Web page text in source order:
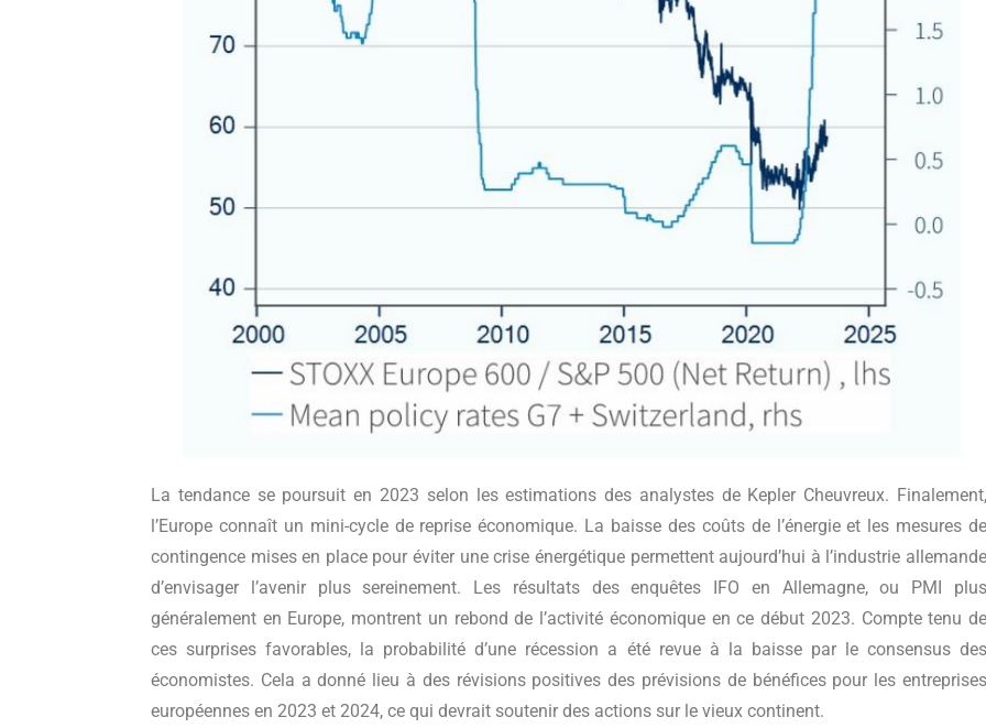
La tendance se poursuit en 2023 selon les estimations des analystes de Kepler Cheuvreux. Finalement,
l’Europe connaît un mini-cycle de reprise économique. La baisse des coûts de l’énergie et les mesures de
contingence mises en place pour éviter une crise énergétique permettent aujourd’hui à l’industrie allemande
d’envisager l’avenir plus sereinement. Les résultats des enquêtes IFO en Allemagne, ou PMI plus
généralement en Europe, montrent un rebond de l’activité économique en ce début 2023. Compte tenu de
ces surprises favorables, la probabilité d’une récession a été revue à la baisse par le consensus des
économistes. Cela a donné lieu à des révisions positives des prévisions de bénéfices pour les entreprises
européennes en 2023 et 2024, ce qui devrait soutenir des actions sur le vieux continent.